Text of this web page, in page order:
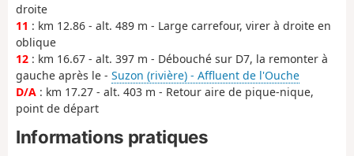
droite
11 : km 12.86 - alt. 489 m - Large carrefour, virer à droite en
oblique
12 : km 16.67 - alt. 397 m - Débouché sur D7, la remonter à
gauche après le - Suzon (rivière) - Affluent de l'Ouche
D/A : km 17.27 - alt. 403 m - Retour aire de pique-nique,
point de départ
Informations pratiques